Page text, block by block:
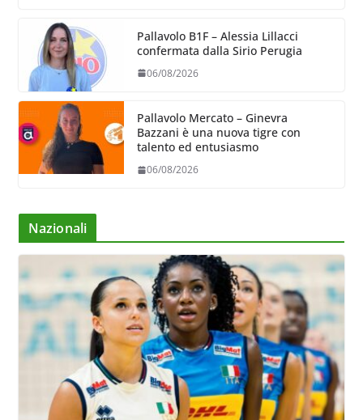
Pallavolo B1F – Alessia Lillacci
confermata dalla Sirio Perugia
06/08/2026
Pallavolo Mercato – Ginevra
Bazzani è una nuova tigre con
talento ed entusiasmo
06/08/2026
Nazionali